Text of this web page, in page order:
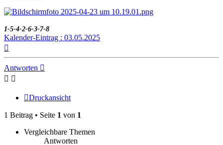
1-5-4-2-6-3-7-8
Kalender-Eintrag : 03.05.2025
Antworten
Druckansicht
1 Beitrag • Seite 1 von 1
Vergleichbare Themen
Antworten